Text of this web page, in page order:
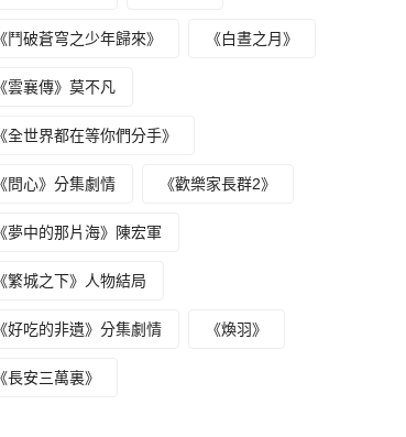
《鬥破蒼穹之少年歸來》 《白晝之月》
《雲襄傳》莫不凡
《全世界都在等你們分手》
《問心》分集劇情 《歡樂家長群2》
《夢中的那片海》陳宏軍
《繁城之下》人物結局
《好吃的非遺》分集劇情 《煥羽》
《長安三萬裏》